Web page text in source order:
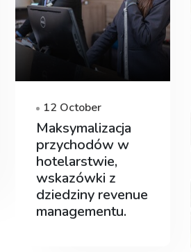
12 October
Maksymalizacja
przychodów w
hotelarstwie,
wskazówki z
dziedziny revenue
managementu.